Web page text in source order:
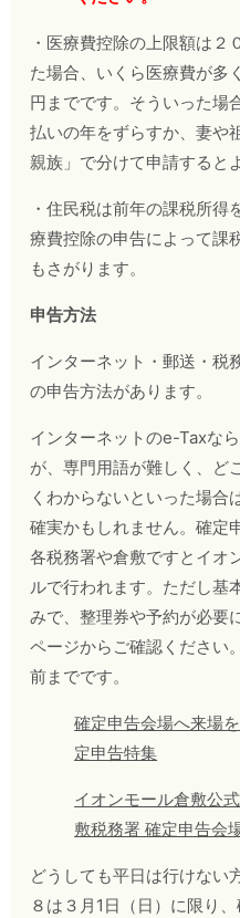
・医療費控除の上限額は２
た場合、いくら医療費が多
円までです。そういった場
払いの年をずらすか、妻や
親族」で分けて申請すると
・住民税は前年の課税所得
療費控除の申告によって課
もさがります。
申告方法
インターネット・郵送・税
の申告方法があります。
インターネットのe-Taxな
が、専門用語が難しく、ど
くわからないといった場合
確実かもしれません。確定
各税務署や倉敷ですとイオ
ルで行われます。ただし基
みで、整理券や予約が必要
ページからご確認ください
前までです。
確定申告会場へ来場
定申告特集
イオンモール倉敷公
敷税務署 確定申告会
どうしても平日は行けな
８は３月1日（日）に限り